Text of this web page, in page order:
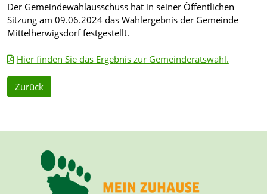
Der Gemeindewahlausschuss hat in seiner Öffentlichen
Sitzung am 09.06.2024 das Wahlergebnis der Gemeinde
Mittelherwigsdorf festgestellt.
Hier finden Sie das Ergebnis zur Gemeinderatswahl.
Zurück